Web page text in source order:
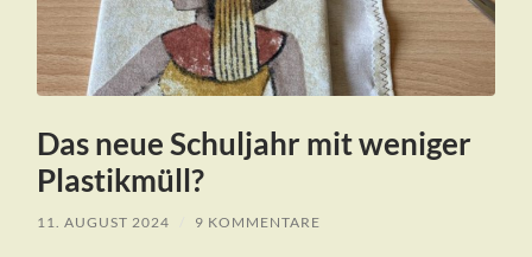
Das neue Schuljahr mit weniger
Plastikmüll?
11. AUGUST 2024 9 KOMMENTARE